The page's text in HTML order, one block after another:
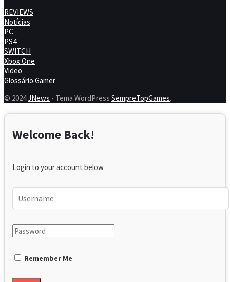
REVIEWS
Notícias
PC
PS4
SWITCH
Xbox One
Video
Glossário Gamer
© 2024JNews - Tema WordPress SempreTopGames.
Welcome Back!
Login to your account below
Remember Me